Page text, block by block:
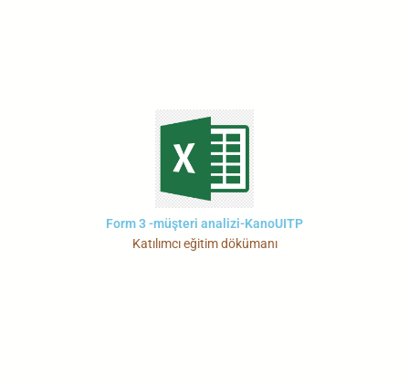
Form 3 -müşteri analizi-KanoUITP
Katılımcı eğitim dökümanı